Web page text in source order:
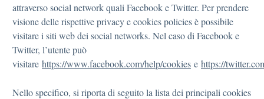
attraverso social network quali Facebook e Twitter. Per prendere
visione delle rispettive privacy e cookies policies è possibile
visitare i siti web dei social networks. Nel caso di Facebook e
Twitter, l’utente può
visitare https://www.facebook.com/help/cookies e https://
Nello specifico, si riporta di seguito la lista dei principali cookies